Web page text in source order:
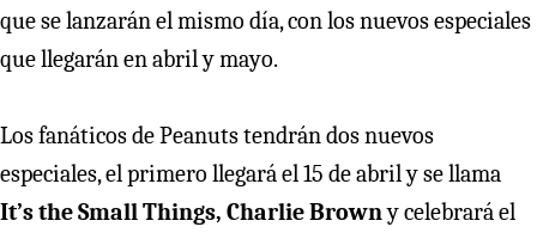
que se lanzarán el mismo día, con los nuevos especiales
que llegarán en abril y mayo.
Los fanáticos de Peanuts tendrán dos nuevos
especiales, el primero llegará el 15 de abril y se llama
It’s the Small Things, Charlie Browny celebrará el